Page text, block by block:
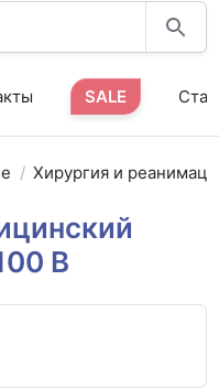
SALE
Хирургия и
B